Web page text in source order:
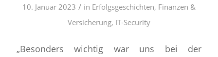
10. Januar 2023 / in Erfolgsgeschichten, Finanzen &
Versicherung, IT-Security
„Besonders wichtig war uns bei der